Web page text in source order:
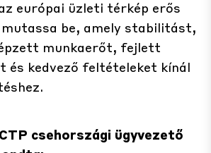
európai üzleti térkép erős
be, amely stabilitást,
munkaerőt, fejlett
kedvező feltételeket kínál
csehországi ügyvezető